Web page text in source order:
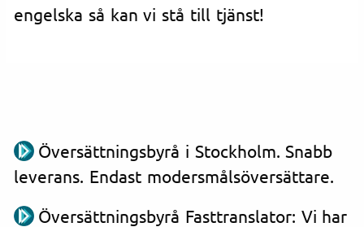
engelska så kan vi stå till tjänst!
Översättningsbyrå i Stockholm. Snabb
leverans. Endast modersmålsöversättare.
Översättningsbyrå Fasttranslator: Vi har